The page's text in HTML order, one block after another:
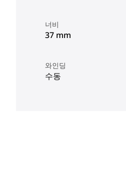
너비
37 mm
와인딩
수동